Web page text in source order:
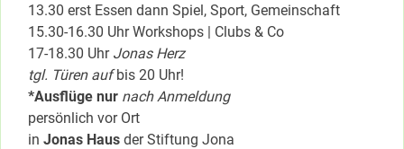
13.30 erst Essen dann Spiel, Sport, Gemeinschaft
15.30-16.30 Uhr Workshops | Clubs & Co
17-18.30 Uhr Jonas Herz
tgl. Türen aufbis 20 Uhr!
*Ausflüge nur nach Anmeldung
persönlich vor Ort
in Jonas Haus der Stiftung Jona